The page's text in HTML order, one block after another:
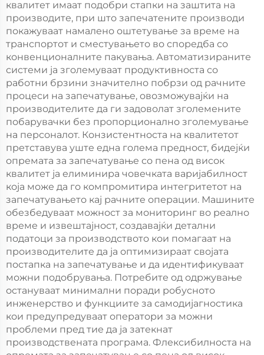
квалитет имаат подобри стапки на заштита на
производите, при што запечатените производи
покажуваат намалено оштетување за време на
транспортот и сместувањето во споредба со
конвенционалните пакувања. Автоматизираните
системи ја зголемуваат продуктивноста со
работни брзини значително побрзи од рачните
процеси на запечатување, овозможувајќи на
производителите да ги задоволат зголемените
побарувачки без пропорционално зголемување
на персоналот. Конзистентноста на квалитетот
претставува уште една голема предност, бидејќи
опремата за запечатување со пена од висок
квалитет ја елиминира човечката варијабилност
која може да го компромитира интегритетот на
запечатувањето кај рачните операции. Машините
обезбедуваат можност за мониторинг во реално
време и извештајност, создавајќи детални
податоци за производството кои помагаат на
производителите да ја оптимизираат својата
постапка на запечатување и да идентификуваат
можни подобрувања. Потребите од одржување
остануваат минимални поради робусното
инженерство и функциите за самодијагностика
кои предупредуваат оператори за можни
проблеми пред тие да ја затекнат
производствената програма. Флексибилноста на